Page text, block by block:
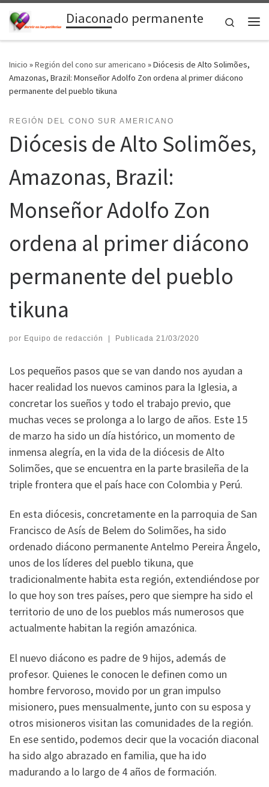
Saltar al contenidoDiaconado permanente
Search
Inicio »Región del cono sur americano »Diócesis de Alto Solimões,
Amazonas, Brazil: Monseñor Adolfo Zon ordena al primer diácono
permanente del pueblo tikuna
REGIÓN DEL CONO SUR AMERICANO
Diócesis de Alto Solimões,
Amazonas, Brazil:
Monseñor Adolfo Zon
ordena al primer diácono
permanente del pueblo
tikuna
por Equipo de redacción | Publicada 21/03/2020
Los pequeños pasos que se van dando nos ayudan a
hacer realidad los nuevos caminos para la Iglesia, a
concretar los sueños y todo el trabajo previo, que
muchas veces se prolonga a lo largo de años. Este 15
de marzo ha sido un día histórico, un momento de
inmensa alegría, en la vida de la diócesis de Alto
Solimões, que se encuentra en la parte brasileña de la
triple frontera que el país hace con Colombia y Perú.
En esta diócesis, concretamente en la parroquia de San
Francisco de Asís de Belem do Solimões, ha sido
ordenado diácono permanente Antelmo Pereira Ângelo,
unos de los líderes del pueblo tikuna, que
tradicionalmente habita esta región, extendiéndose por
lo que hoy son tres países, pero que siempre ha sido el
territorio de uno de los pueblos más numerosos que
actualmente habitan la región amazónica.
El nuevo diácono es padre de 9 hijos, además de
profesor. Quienes le conocen le definen como un
hombre fervoroso, movido por un gran impulso
misionero, pues mensualmente, junto con su esposa y
otros misioneros visitan las comunidades de la región.
En ese sentido, podemos decir que la vocación diaconal
ha sido algo abrazado en familia, que ha ido
madurando a lo largo de 4 años de formación.